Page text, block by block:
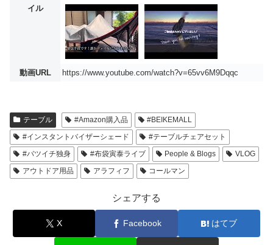
イル
動画URL https://www.youtube.com/watch?v=65vv6M9Dqqc
テーブル #Amazon購入品
#BEIKEMALL
#インスタントバイザーシェード
#テーブルチェアセット
#バツイチ独身
#布袋寅泰ライブ People & Blogs
VLOG
アウトドア用品
アラフィフ コールマン
シェアする
X Facebook はてブ